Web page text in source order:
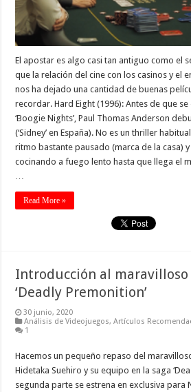
El apostar es algo casi tan antiguo como el
que la relación del cine con los casinos y el
nos ha dejado una cantidad de buenas
recordar. Hard Eight (1996): Antes de que
‘Boogie Nights’, Paul Thomas Anderson
(‘Sidney’ en España). No es un thriller
ritmo bastante pausado (marca de la casa)
cocinando a fuego lento hasta que llega el
…
Read More »
Introducción al
‘Deadly Premonition’
30 junio, 2020
Análisis de Videojuegos,Artículos
1
Hacemos un pequeño repaso del
Hidetaka Suehiro y su equipo en la saga
segunda parte se estrena en exclusiva para